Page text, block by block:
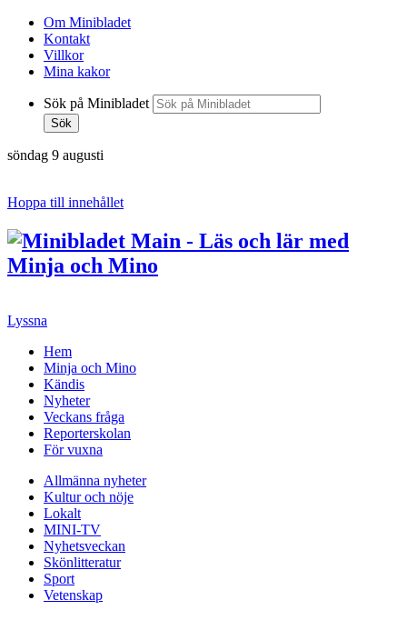
Om Minibladet
Kontakt
Villkor
Mina kakor
Sök på Minibladet
Sök
söndag 9 augusti
Hoppa till innehållet
Lyssna
Hem
Minja och Mino
Kändis
Nyheter
Veckans fråga
Reporterskolan
För vuxna
Allmänna nyheter
Kultur och nöje
Lokalt
MINI-TV
Nyhetsveckan
Skönlitteratur
Sport
Vetenskap